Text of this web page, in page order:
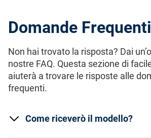
Domande Frequenti
Non hai trovato la risposta? Dai
nostre FAQ. Questa sezione di
aiuterà a trovare le risposte alle
frequenti.
Come riceverò il modello?